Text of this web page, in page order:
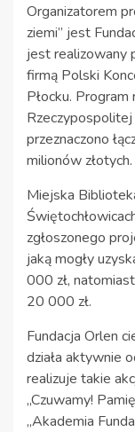
Organizatorem
ziemi” jest
jest realizowany
firmą Polski
Płocku.
przeznaczono
milionów złotych.
Miejska
zgłoszonego
jaką mogły
000 zł,
20 000 zł.
Fundacja Orlen
działa aktywnie
realizuje takie
„Czuwamy!
„Akademia